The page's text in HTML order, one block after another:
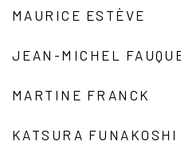
MAURICE ESTÈVE
JEAN-MICHEL
MARTINE FRANCK
KATSURA FUNAKOSHI